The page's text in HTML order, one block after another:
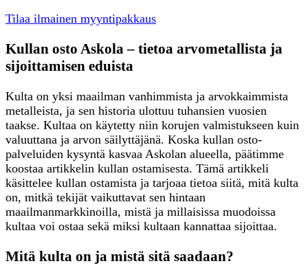
Tilaa ilmainen myyntipakkaus
Kullan osto Askola – tietoa arvometallista ja
sijoittamisen eduista
Kulta on yksi maailman vanhimmista ja arvokkaimmista
metalleista, ja sen historia ulottuu tuhansien vuosien
taakse. Kultaa on käytetty niin korujen valmistukseen kuin
valuuttana ja arvon säilyttäjänä. Koska kullan osto-
palveluiden kysyntä kasvaa Askolan alueella, päätimme
koostaa artikkelin kullan ostamisesta. Tämä artikkeli
käsittelee kullan ostamista ja tarjoaa tietoa siitä, mitä kulta
on, mitkä tekijät vaikuttavat sen hintaan
maailmanmarkkinoilla, mistä ja millaisissa muodoissa
kultaa voi ostaa sekä miksi kultaan kannattaa sijoittaa.
Mitä kulta on ja mistä sitä saadaan?